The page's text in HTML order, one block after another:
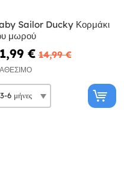
Sailor Ducky Κορμάκι
μωρού
€ 14,99 €